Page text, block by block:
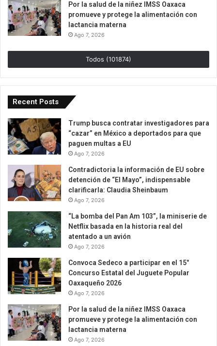
Por la salud de la niñez IMSS Oaxaca
promueve y protege la alimentación con
lactancia materna
Ago 7, 2026
Todos (101874)
Recent Posts
Trump busca contratar investigadores para
“cazar” en México a deportados para que
paguen multas a EU
Ago 7, 2026
Contradictoria la información de EU sobre
detención de “El Mayo”, indispensable
clarificarla: Claudia Sheinbaum
Ago 7, 2026
“La bomba del Pan Am 103”, la miniserie de
Netflix basada en la historia real del
atentado a un avión
Ago 7, 2026
Convoca Sedeco a participar en el 15°
Concurso Estatal del Juguete Popular
Oaxaqueño 2026
Ago 7, 2026
Por la salud de la niñez IMSS Oaxaca
promueve y protege la alimentación con
lactancia materna
Ago 7, 2026